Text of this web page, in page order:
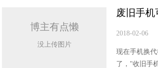
博主有点懒
没上传图片
废旧手
2018-02-06
现在手机换
了，"收旧手